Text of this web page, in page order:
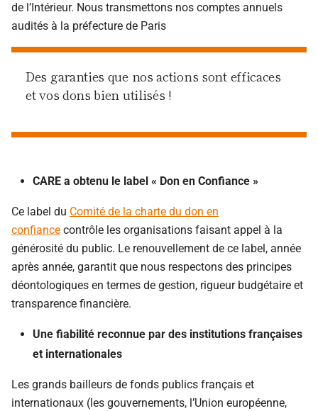
de l’Intérieur. Nous transmettons nos comptes annuels
audités à la préfecture de Paris
Des garanties que nos actions sont efficaces
et vos dons bien utilisés !
CARE a obtenu le label « Don en Confiance »
Ce label du Comité de la charte du don en
confiance contrôle les organisations faisant appel à la
générosité du public. Le renouvellement de ce label, année
après année, garantit que nous respectons des principes
déontologiques en termes de gestion, rigueur budgétaire et
transparence financière.
Une fiabilité reconnue par des institutions françaises
et internationales
Les grands bailleurs de fonds publics français et
internationaux (les gouvernements, l’Union européenne,